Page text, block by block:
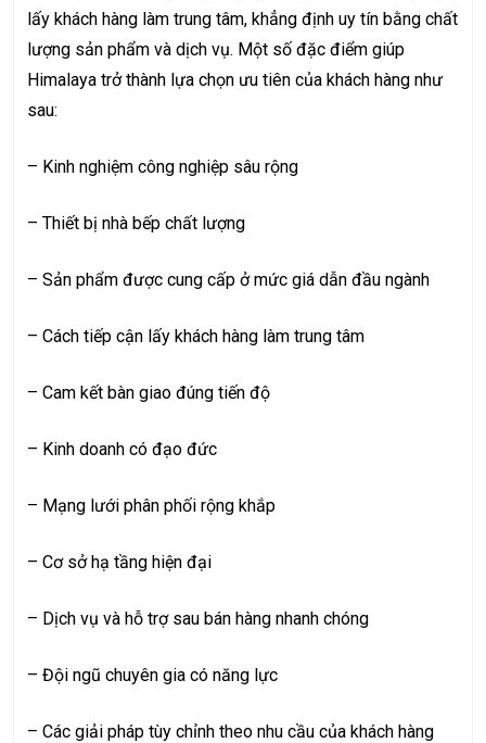
lấy khách hàng làm trung tâm, khẳng định uy tín bằng chất
lượng sản phẩm và dịch vụ. Một số đặc điểm giúp
Himalaya trở thành lựa chọn ưu tiên của khách hàng như
sau:
– Kinh nghiệm công nghiệp sâu rộng
– Thiết bị nhà bếp chất lượng
– Sản phẩm được cung cấp ở mức giá dẫn đầu ngành
– Cách tiếp cận lấy khách hàng làm trung tâm
– Cam kết bàn giao đúng tiến độ
– Kinh doanh có đạo đức
– Mạng lưới phân phối rộng khắp
– Cơ sở hạ tầng hiện đại
– Dịch vụ và hỗ trợ sau bán hàng nhanh chóng
– Đội ngũ chuyên gia có năng lực
– Các giải pháp tùy chỉnh theo nhu cầu của khách hàng